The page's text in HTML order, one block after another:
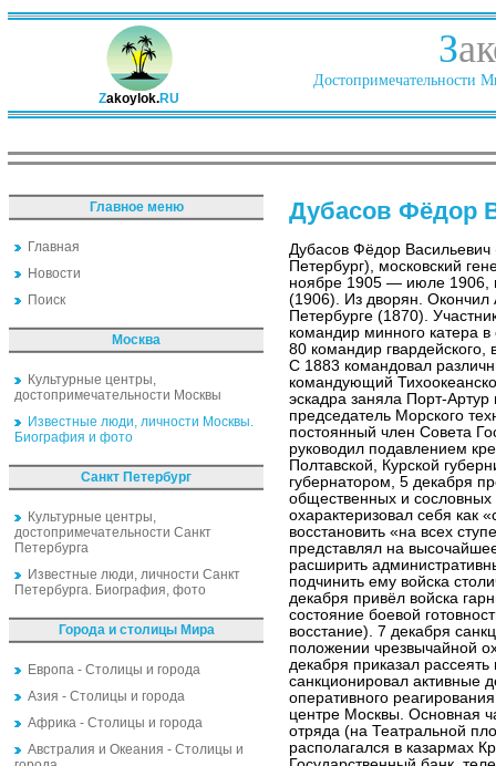
Zakoylok.RU
З
Достопримечательности
Главное меню
Главная
Новости
Поиск
Москва
Культурные центры,
достопримечательности Москвы
Известные люди, личности Москвы.
Биография и фото
Санкт Петербург
Культурные центры,
достопримечательности Санкт
Петербурга
Известные люди, личности Санкт
Петербурга. Биография, фото
Города и столицы Мира
Европа - Столицы и города
Азия - Столицы и города
Африка - Столицы и города
Австралия и Океания - Столицы и
Дубасов Фёдор
Дубасов Фёдор
Петербург), московский
ноябре 1905 — июле 1906,
(1906). Из дворян. Окончил
Петербурге (1870).
командир минного катера
80 командир гвардейского,
С 1883 командовал
командующий
эскадра заняла Порт-
председатель Морского
постоянный член Совета
руководил подавлением
Полтавской, Курской
губернатором, 5 декабря
общественных и
охарактеризовал себя как
восстановить «на всех
представлял на
расширить
подчинить ему войска
декабря привёл войска
состояние боевой
восстание). 7 декабря
положении чрезвычайной
декабря приказал
санкционировал активные
оперативного
центре Москвы. Основная
отряда (на Театральной
располагался в казармах